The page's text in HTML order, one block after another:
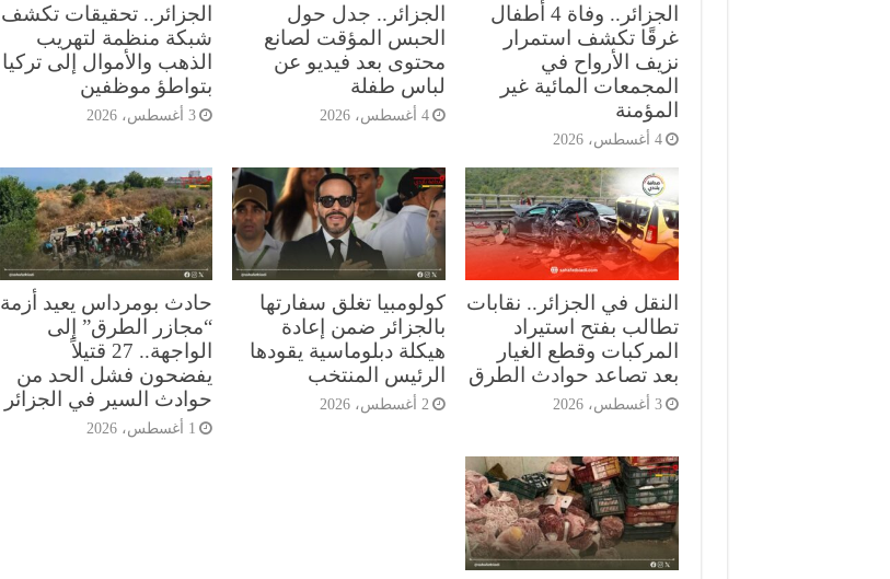
الجزائر.. وفاة 4 أطفال
غرقًا تكشف استمرار
نزيف الأرواح في
المجمعات المائية غير
المؤمنة
4 أغسطس، 2026
الجزائر.. جدل حول
الحبس المؤقت لصانع
محتوى بعد فيديو عن
لباس طفلة
4 أغسطس، 2026
الجزائر.. تحقيقات تكشف
شبكة منظمة لتهريب
الذهب والأموال إلى تركيا
بتواطؤ موظفين
3 أغسطس، 2026
النقل في الجزائر.. نقابات
تطالب بفتح استيراد
المركبات وقطع الغيار
بعد تصاعد حوادث الطرق
3 أغسطس، 2026
كولومبيا تغلق سفارتها
بالجزائر ضمن إعادة
هيكلة دبلوماسية يقودها
الرئيس المنتخب
2 أغسطس، 2026
حادث بومرداس يعيد أزمة
“مجازر الطرق” إلى
الواجهة.. 27 قتيلاً
يفضحون فشل الحد من
حوادث السير في الجزائر
1 أغسطس، 2026